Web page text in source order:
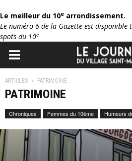
Le meilleur du 10e arrondissement.
Le numéro 6 de la Gazette est
spots du 10e
ARTICLES PATRIMOINE
PATRIMOINE
Chroniques Femmes du 10ème Humeurs